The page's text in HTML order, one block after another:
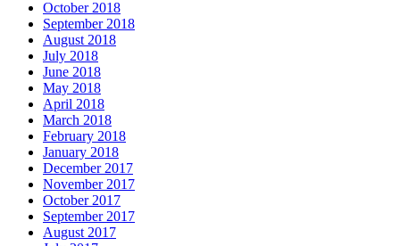
October 2018
September 2018
August 2018
July 2018
June 2018
May 2018
April 2018
March 2018
February 2018
January 2018
December 2017
November 2017
October 2017
September 2017
August 2017